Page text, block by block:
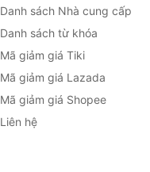
Danh sách Nhà cung cấp
Danh sách từ khóa
Mã giảm giá Tiki
Mã giảm giá Lazada
Mã giảm giá Shopee
Liên hệ